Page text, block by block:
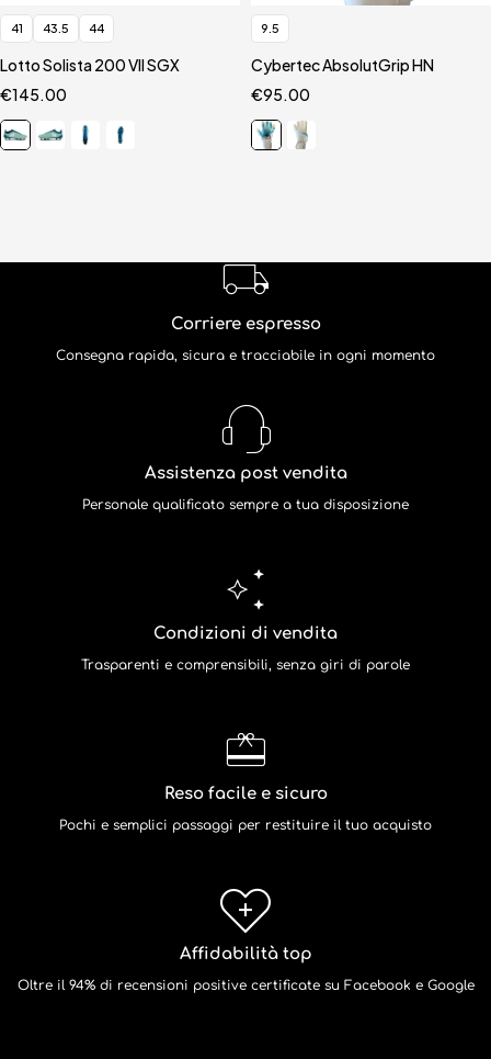
41 43.5 44
Lotto Solista 200 VII SGX
€145.00
9.5
Cybertec AbsolutGrip HN
€95.00
Corriere espresso
Consegna rapida, sicura e tracciabile in ogni momento
Assistenza post vendita
Personale qualificato sempre a tua disposizione
Condizioni di vendita
Trasparenti e comprensibili, senza giri di parole
Reso facile e sicuro
Pochi e semplici passaggi per restituire il tuo acquisto
Affidabilità top
Oltre il 94% di recensioni positive certificate su Facebook e Google